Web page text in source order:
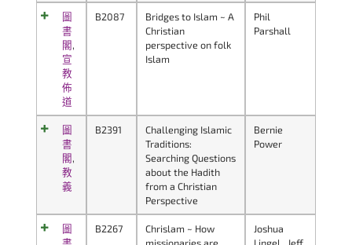
圖
書
閣,
宣
教
佈
道
B2087
Bridges to Islam ~ A
Christian
perspective on folk
Islam
Phil
Parshall
圖
書
閣,
教
義
B2391
Challenging Islamic
Traditions:
Searching Questions
about the Hadith
from a Christian
Perspective
Bernie
Power
圖
書
B2267
Chrislam ~ How
missionaries are
Joshua
Lingel , Jeff